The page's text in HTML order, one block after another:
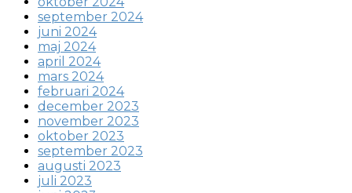
september 2024
juni 2024
maj 2024
april 2024
mars 2024
februari 2024
december 2023
november 2023
oktober 2023
september 2023
augusti 2023
juli 2023